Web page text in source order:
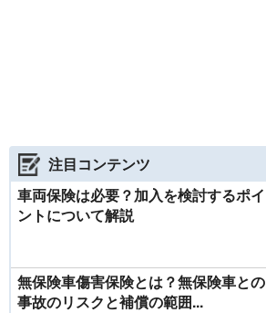
注目コンテンツ
車両保険は必要？加入を検討するポイ
ントについて解説
無保険車傷害保険とは？無保険車との
事故のリスクと補償の範囲...